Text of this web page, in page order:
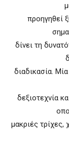
προηγηθεί
δίνει τη
διαδικασία.
δεξιοτεχνία
μακριές τρίχες,